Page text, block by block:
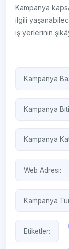
Kampanya
ilgili
iş yerlerinin
Kampanya
Kampanya
Kampanya
Web Adresi:
Kampanya
Etiketler: